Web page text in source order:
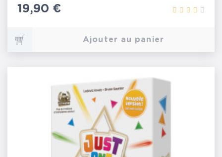
Prix
19,90 €
Ajouter au panier